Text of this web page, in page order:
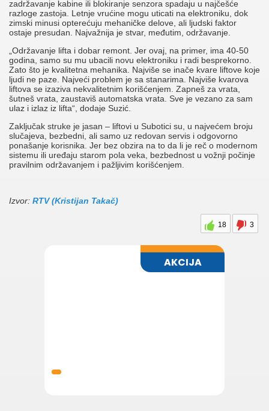
zadržavanje kabine ili blokiranje senzora spadaju u najčešće
razloge zastoja. Letnje vrućine mogu uticati na elektroniku, dok
zimski minusi opterećuju mehaničke delove, ali ljudski faktor
ostaje presudan. Najvažnija je stvar, međutim, održavanje.
„Održavanje lifta i dobar remont. Jer ovaj, na primer, ima 40-50
godina, samo su mu ubacili novu elektroniku i radi besprekorno.
Zato što je kvalitetna mehanika. Najviše se inače kvare liftove koje
ljudi ne paze. Najveći problem je sa stanarima. Najviše kvarova
liftova se izaziva nekvalitetnim korišćenjem. Zapneš za vrata,
šutneš vrata, zaustaviš automatska vrata. Sve je vezano za sam
ulaz i izlaz iz lifta“, dodaje Suzić.
Zaključak struke je jasan – liftovi u Subotici su, u najvećem broju
slučajeva, bezbedni, ali samo uz redovan servis i odgovorno
ponašanje korisnika. Jer bez obzira na to da li je reč o modernom
sistemu ili uređaju starom pola veka, bezbednost u vožnji počinje
pravilnim održavanjem i pažljivim korišćenjem.
Izvor: RTV (Kristijan Takač)
18 3